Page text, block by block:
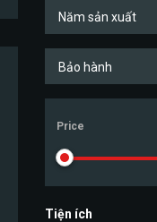
Năm sản xuất
Bảo hành
Price
Tiện ích